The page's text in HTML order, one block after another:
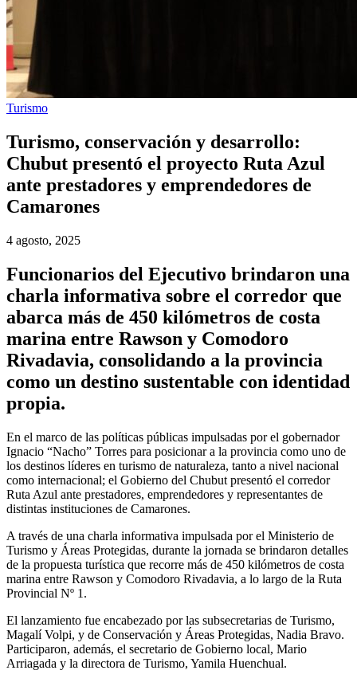
Turismo
Turismo, conservación y desarrollo:
Chubut presentó el proyecto Ruta Azul
ante prestadores y emprendedores de
Camarones
4 agosto, 2025
Funcionarios del Ejecutivo brindaron una
charla informativa sobre el corredor que
abarca más de 450 kilómetros de costa
marina entre Rawson y Comodoro
Rivadavia, consolidando a la provincia
como un destino sustentable con identidad
propia.
En el marco de las políticas públicas impulsadas por el gobernador
Ignacio “Nacho” Torres para posicionar a la provincia como uno de
los destinos líderes en turismo de naturaleza, tanto a nivel nacional
como internacional; el Gobierno del Chubut presentó el corredor
Ruta Azul ante prestadores, emprendedores y representantes de
distintas instituciones de Camarones.
A través de una charla informativa impulsada por el Ministerio de
Turismo y Áreas Protegidas, durante la jornada se brindaron detalles
de la propuesta turística que recorre más de 450 kilómetros de costa
marina entre Rawson y Comodoro Rivadavia, a lo largo de la Ruta
Provincial Nº 1.
El lanzamiento fue encabezado por las subsecretarias de Turismo,
Magalí Volpi, y de Conservación y Áreas Protegidas, Nadia Bravo.
Participaron, además, el secretario de Gobierno local, Mario
Arriagada y la directora de Turismo, Yamila Huenchual.